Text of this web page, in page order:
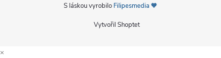
Vytvořil Shoptet
S láskou vyrobilo Filipesmedia 🧡
×